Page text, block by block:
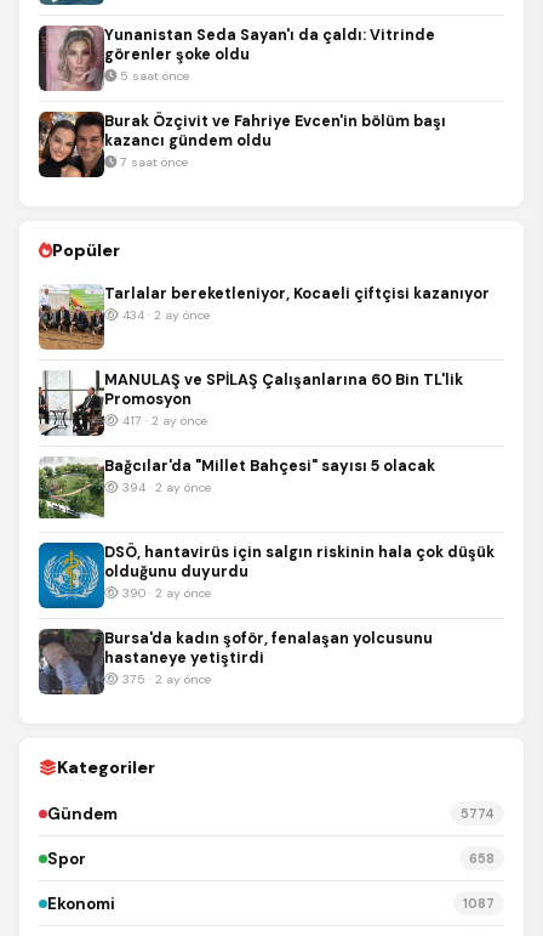
Yunanistan Seda Sayan'ı da çaldı: Vitrinde
görenler şoke oldu
5 saat önce
Burak Özçivit ve Fahriye Evcen'in bölüm başı
kazancı gündem oldu
7 saat önce
Popüler
Tarlalar bereketleniyor, Kocaeli çiftçisi kazanıyor
434 · 2 ay önce
MANULAŞ ve SPİLAŞ Çalışanlarına 60 Bin TL'lik
Promosyon
417 · 2 ay önce
Bağcılar'da "Millet Bahçesi" sayısı 5 olacak
394 · 2 ay önce
DSÖ, hantavirüs için salgın riskinin hala çok düşük
olduğunu duyurdu
390 · 2 ay önce
Bursa'da kadın şoför, fenalaşan yolcusunu
hastaneye yetiştirdi
375 · 2 ay önce
Kategoriler
Gündem 5774
Spor 658
Ekonomi 1087